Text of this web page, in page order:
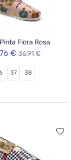
Flora Rosa
€ 36,91 €
37 38